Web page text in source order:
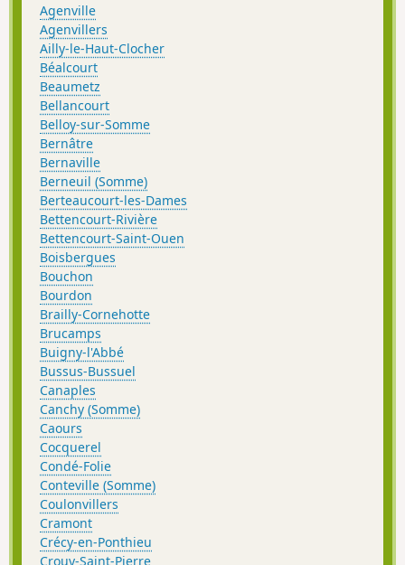
Agenville
Agenvillers
Ailly-le-Haut-Clocher
Béalcourt
Beaumetz
Bellancourt
Belloy-sur-Somme
Bernâtre
Bernaville
Berneuil (Somme)
Berteaucourt-les-Dames
Bettencourt-Rivière
Bettencourt-Saint-Ouen
Boisbergues
Bouchon
Bourdon
Brailly-Cornehotte
Brucamps
Buigny-l'Abbé
Bussus-Bussuel
Canaples
Canchy (Somme)
Caours
Cocquerel
Condé-Folie
Conteville (Somme)
Coulonvillers
Cramont
Crécy-en-Ponthieu
Crouy-Saint-Pierre